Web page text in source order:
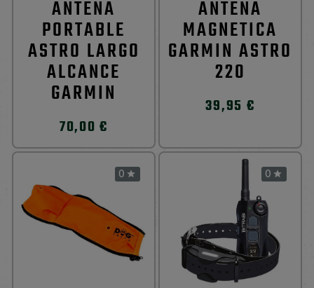
ANTENA
PORTABLE
ASTRO LARGO
ALCANCE
GARMIN
70,00 €
ANTENA
MAGNETICA
GARMIN ASTRO
220
39,95 €
0  0 